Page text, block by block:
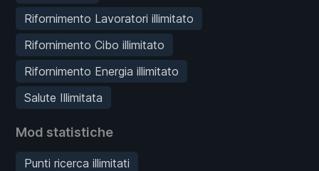
Rifornimento Lavoratori illimitato
Rifornimento Cibo illimitato
Rifornimento Energia illimitato
Salute Illimitata
Mod statistiche
Punti ricerca illimitati